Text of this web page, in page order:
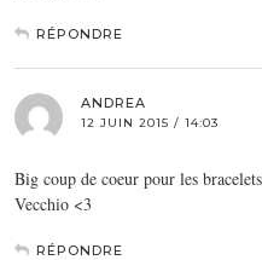
RÉPONDRE
ANDREA
12 JUIN 2015 / 14:03
Big coup de coeur pour les
Vecchio <3
RÉPONDRE